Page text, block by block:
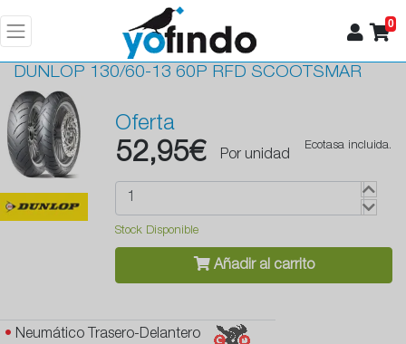
0
DUNLOP 130/60-13 60P RFD SCOOTSMAR
Oferta
52,95€ Por unidad
Ecotasa incluida.
Stock Disponible
Añadir al carrito
• Neumático Trasero-Delantero